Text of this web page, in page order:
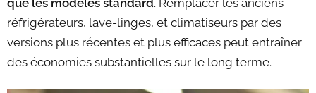
réfrigérateurs, lave-linges, et climatiseurs par des
versions plus récentes et plus efficaces peut entraîner
des économies substantielles sur le long terme.